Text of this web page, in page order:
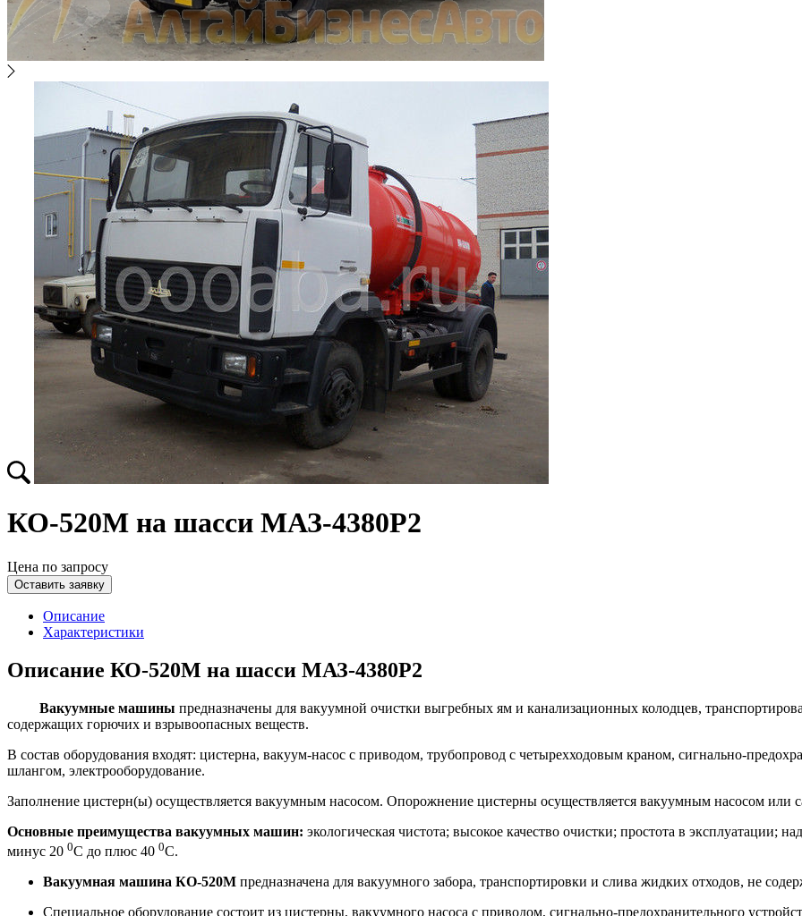
КО-520М на шасси МАЗ-4380Р2
Цена по запросу
Оставить заявку
Описание
Характеристики
Описание КО-520М на шасси МАЗ-4380Р2
Вакуумные машины предназначены для вакуумной очистки выгребных ям и канализационных колодцев,
содержащих горючих и взрывоопасных веществ.
В состав оборудования входят: цистерна, вакуум-насос с приводом, трубопровод с четырехходовым краном, сигнально-
шлангом, электрооборудование.
Заполнение цистерн(ы) осуществляется вакуумным насосом. Опорожнение цистерны осуществляется вакуумным насосом или
Основные преимущества вакуумных машин: экологическая чистота; высокое качество очистки; простота в эксплуатации;
минус 20 0С до плюс 40 0С.
Вакуумная машина КО-520М предназначена для вакуумного забора, транспортировки и слива жидких отходов, не
Специальное оборудование состоит из цистерны, вакуумного насоса с приводом, сигнально-предохранительного